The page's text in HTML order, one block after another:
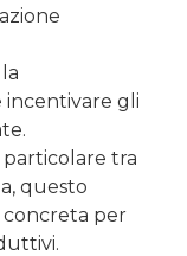
incentivare gli
tra
questo
per